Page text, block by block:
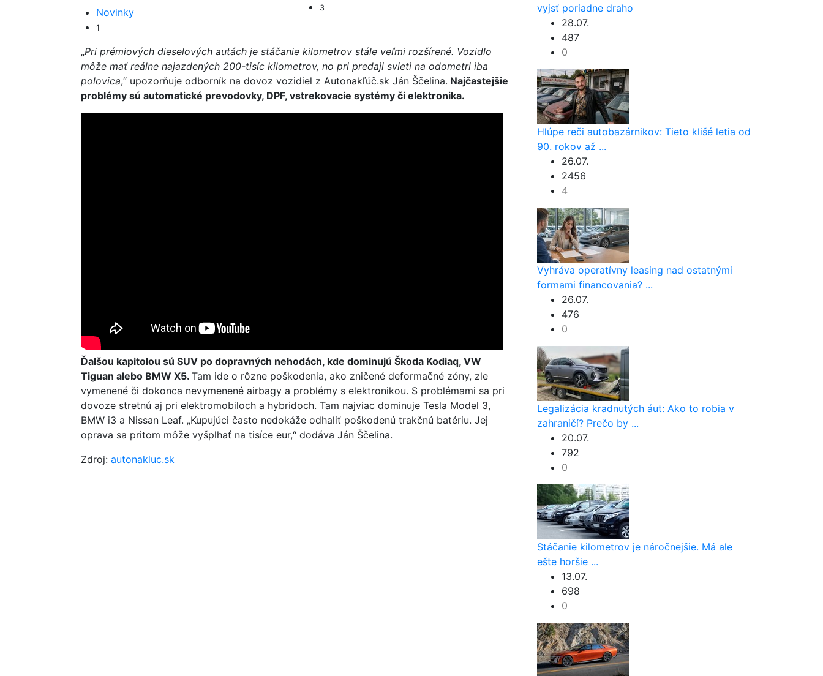
Novinky
1
3
„Pri prémiových dieselových autách je stáčanie kilometrov stále veľmi rozšírené. Vozidlo
môže mať reálne najazdených 200-tisíc kilometrov, no pri predaji svieti na odometri iba
polovica,“ upozorňuje odborník na dovoz vozidiel z Autonakľúč.sk Ján Ščelina. Najčastejšie
problémy sú automatické prevodovky, DPF, vstrekovacie systémy či elektronika.
Ďalšou kapitolou sú SUV po dopravných nehodách, kde dominujú Škoda Kodiaq, VW
Tiguan alebo BMW X5. Tam ide o rôzne poškodenia, ako zničené deformačné zóny, zle
vymenené či dokonca nevymenené airbagy a problémy s elektronikou. S problémami sa pri
dovoze stretnú aj pri elektromobiloch a hybridoch. Tam najviac dominuje Tesla Model 3,
BMW i3 a Nissan Leaf. „Kupujúci často nedokáže odhaliť poškodenú trakčnú batériu. Jej
oprava sa pritom môže vyšplhať na tisíce eur,“ dodáva Ján Ščelina.
Zdroj: autonakluc.sk
vyjsť poriadne draho
28.07.
487
0
Hlúpe reči autobazárnikov: Tieto klišé letia od
90. rokov až ...
26.07.
2456
4
Vyhráva operatívny leasing nad ostatnými
formami financovania? ...
26.07.
476
0
Legalizácia kradnutých áut: Ako to robia v
zahraničí? Prečo by ...
20.07.
792
0
Stáčanie kilometrov je náročnejšie. Má ale
ešte horšie ...
13.07.
698
0